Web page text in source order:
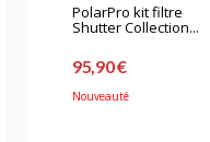
PolarPro kit filtre
Shutter Collection...
95,90 €
Nouveauté